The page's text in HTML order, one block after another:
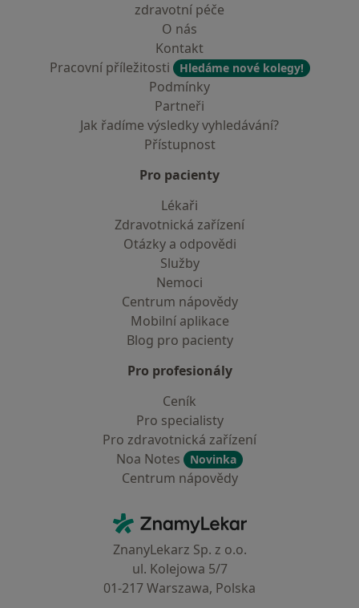
zdravotní péče
O nás
Kontakt
Pracovní příležitosti
Hledáme nové kolegy!
Podmínky
Partneři
Jak řadíme výsledky vyhledávání?
Přístupnost
Pro pacienty
Lékaři
Zdravotnická zařízení
Otázky a odpovědi
Služby
Nemoci
Centrum nápovědy
Mobilní aplikace
Blog pro pacienty
Pro profesionály
Ceník
Pro specialisty
Pro zdravotnická zařízení
Noa Notes
Novinka
Centrum nápovědy
ZnamyLekar - Hlavní stránka
ZnanyLekarz Sp. z o.o.
ul. Kolejowa 5/7
01-217 Warszawa, Polska